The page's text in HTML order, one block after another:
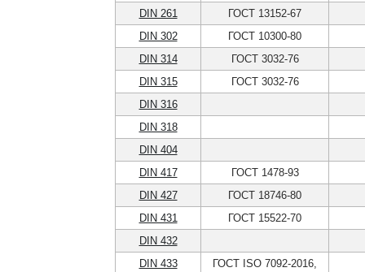
DIN 261
ГОСТ 13152-67
DIN 302
ГОСТ 10300-80
DIN 314
ГОСТ 3032-76
DIN 315
ГОСТ 3032-76
DIN 316
DIN 318
DIN 404
DIN 417
ГОСТ 1478-93
DIN 427
ГОСТ 18746-80
DIN 431
ГОСТ 15522-70
DIN 432
DIN 433
ГОСТ ISO 7092-2016,